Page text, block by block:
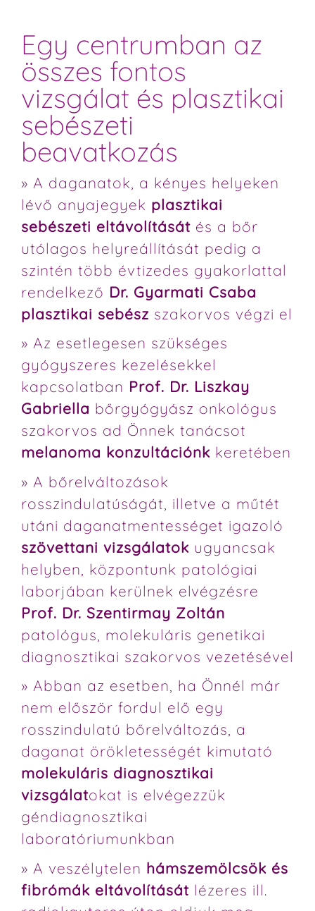
Egy centrumban az
összes fontos
vizsgálat és plasztikai
sebészeti
beavatkozás
» A daganatok, a kényes helyeken
lévő anyajegyek plasztikai
sebészeti eltávolítását és a bőr
utólagos helyreállítását pedig a
szintén több évtizedes gyakorlattal
rendelkező Dr. Gyarmati Csaba
plasztikai sebész szakorvos végzi el
» Az esetlegesen szükséges
gyógyszeres kezelésekkel
kapcsolatban Prof. Dr. Liszkay
Gabriella bőrgyógyász onkológus
szakorvos ad Önnek tanácsot
melanoma konzultációnk keretében
» A bőrelváltozások
rosszindulatúságát, illetve a műtét
utáni daganatmentességet igazoló
szövettani vizsgálatok ugyancsak
helyben, központunk patológiai
laborjában kerülnek elvégzésre
Prof. Dr. Szentirmay Zoltán
patológus, molekuláris genetikai
diagnosztikai szakorvos vezetésével
» Abban az esetben, ha Önnél már
nem először fordul elő egy
rosszindulatú bőrelváltozás, a
daganat örökletességét kimutató
molekuláris diagnosztikai
vizsgálatokat is elvégezzük
géndiagnosztikai
laboratóriumunkban
» A veszélytelen hámszemölcsök és
fibrómák eltávolítását lézeres ill.